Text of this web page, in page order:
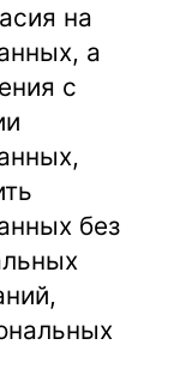
на
а
с
без